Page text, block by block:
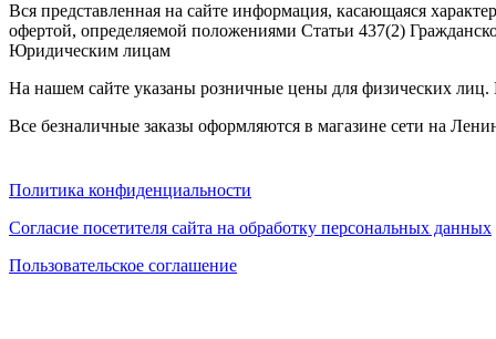
Наши
работы
Контакты
+7
647-
mail@carpet-
Заказать
Вся представленная на сайте информация, касающаяся
офертой, определяемой положениями Статьи 437(2)
Юридическим лицам
На нашем сайте указаны розничные цены для физических лиц.
Все безналичные заказы оформляются в магазине сети на
Политика конфиденциальности
Согласие посетителя сайта на обработку персональных данных
Пользовательское соглашение